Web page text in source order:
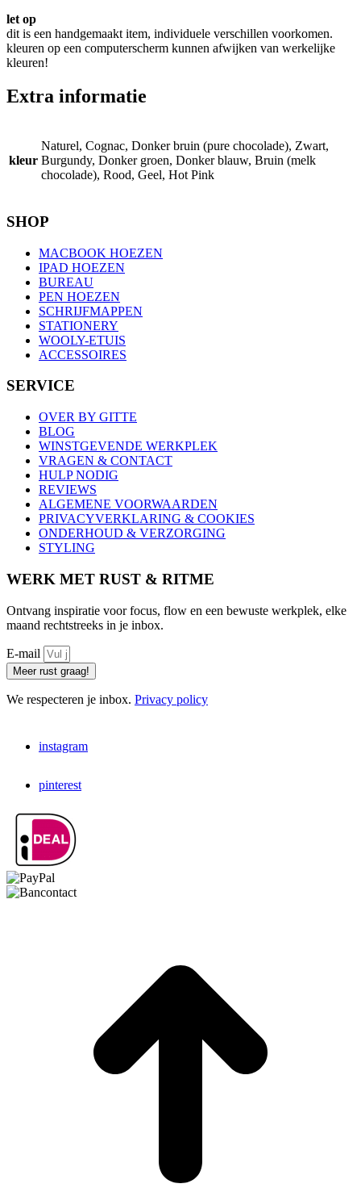
let op
dit is een handgemaakt item, individuele verschillen voorkomen.
kleuren op een computerscherm kunnen afwijken van werkelijke
kleuren!
Extra informatie
kleur
Naturel, Cognac, Donker bruin (pure chocolade), Zwart,
Burgundy, Donker groen, Donker blauw, Bruin (melk
chocolade), Rood, Geel, Hot Pink
SHOP
MACBOOK HOEZEN
IPAD HOEZEN
BUREAU
PEN HOEZEN
SCHRIJFMAPPEN
STATIONERY
WOOLY-ETUIS
ACCESSOIRES
SERVICE
OVER BY GITTE
BLOG
WINSTGEVENDE WERKPLEK
VRAGEN & CONTACT
HULP NODIG
REVIEWS
ALGEMENE VOORWAARDEN
PRIVACYVERKLARING & COOKIES
ONDERHOUD & VERZORGING
STYLING
WERK MET RUST & RITME
Ontvang inspiratie voor focus, flow en een bewuste werkplek, elke
maand rechtstreeks in je inbox.
E-mail
Meer rust graag!
We respecteren je inbox. Privacy policy
instagram
pinterest